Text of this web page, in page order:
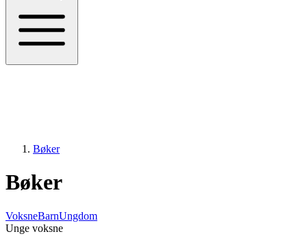
Bøker
Bøker
VoksneBarnUngdom
Unge voksne